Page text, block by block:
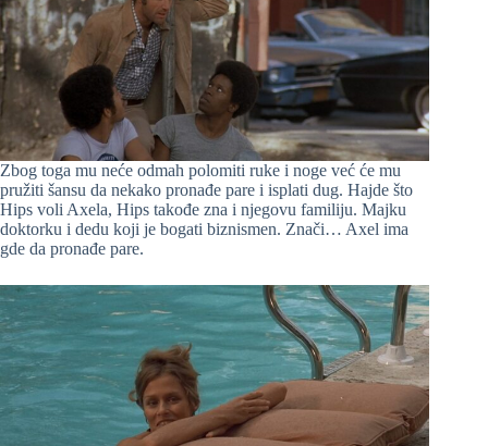
Zbog toga mu neće odmah polomiti ruke i noge već će mu
pružiti šansu da nekako pronađe pare i isplati dug. Hajde što
Hips voli Axela, Hips takođe zna i njegovu familiju. Majku
doktorku i dedu koji je bogati biznismen. Znači… Axel ima
gde da pronađe pare.